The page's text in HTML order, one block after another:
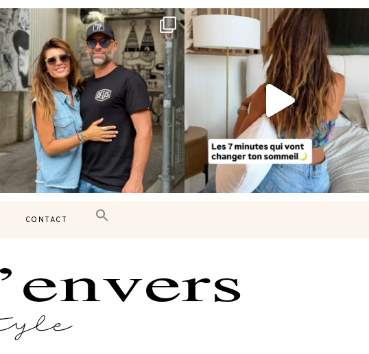
Montréal, une très belle surprise 🇨🇦
J’ai...
446
Le sommeil est essentiel à notre bien-
être… et...
102 14
CONTACT